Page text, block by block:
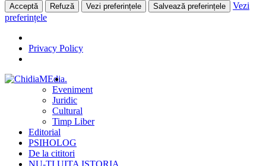
Acceptă Refuză Vezi preferințele Salvează preferințele
Vezi
preferințele
Privacy Policy
Skip
.
Eveniment
Juridic
Cultural
Timp Liber
Editorial
PSIHOLOG
De la cititori